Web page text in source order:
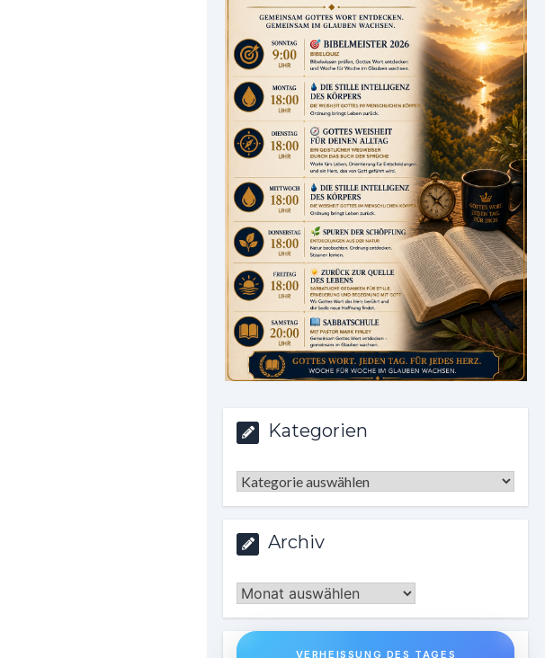
Kategorien
Kategorien
Archiv
Archiv
VERHEISSUNG DES TAGES